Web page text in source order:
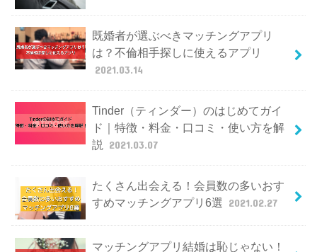
既婚者が選ぶべきマッチングアプリ
は？不倫相手探しに使えるアプリ
2021.03.14
Tinder（ティンダー）のはじめてガイ
ド｜特徴・料金・口コミ・使い方を解
説
2021.03.07
たくさん出会える！会員数の多いおす
すめマッチングアプリ6選 2021.02.27
マッチングアプリ結婚は恥じゃない！